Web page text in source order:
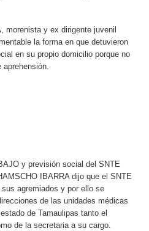
morenista y ex dirigente juvenil
la forma en que detuvieron
en su propio domicilio porque no
aprehensión.
y previsión social del SNTE
IBARRA dijo que el SNTE
agremiados y por ello se
de las unidades médicas
de Tamaulipas tanto el
de la secretaria a su cargo.